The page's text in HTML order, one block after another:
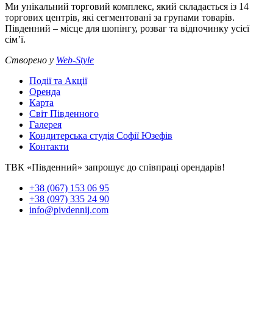
Ми унікальний торговий комплекс, який складається із 14
торгових центрів, які сегментовані за групами товарів.
Південний – місце для шопінгу, розваг та відпочинку усієї
сім’ї.
Створено у Web-Style
Події та Акції
Оренда
Карта
Світ Південного
Галерея
Кондитерська студія Софії Юзефів
Контакти
ТВК «Південний» запрошує до співпраці орендарів!
+38 (067) 153 06 95
+38 (097) 335 24 90
info@pivdennij.com